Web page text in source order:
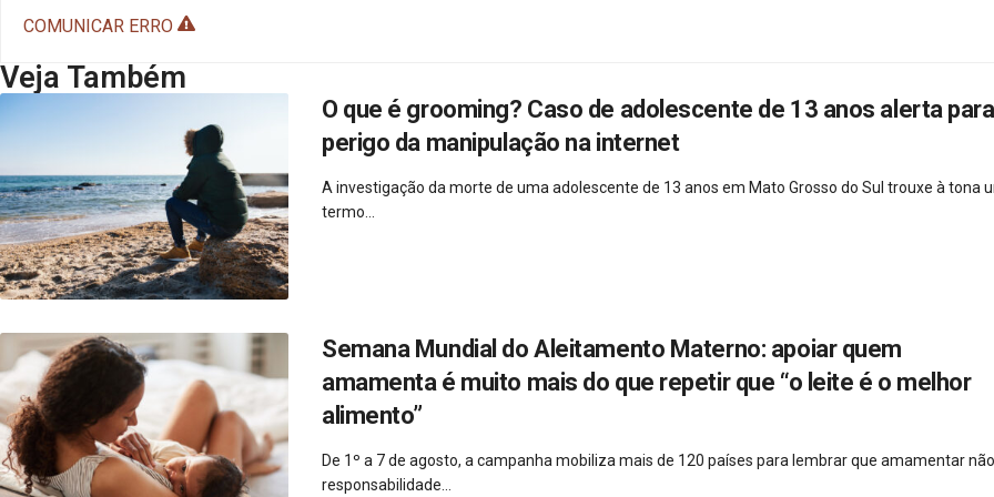
COMUNICAR ERRO
Veja Também
O que é grooming? Caso de adolescente de 13 anos alerta
perigo da manipulação na internet
A investigação da morte de uma adolescente de 13 anos em Mato Grosso do Sul trouxe à tona
termo...
Semana Mundial do Aleitamento Materno: apoiar quem
amamenta é muito mais do que repetir que “o leite é o melhor
alimento”
De 1º a 7 de agosto, a campanha mobiliza mais de 120 países para lembrar que amamentar
responsabilidade...